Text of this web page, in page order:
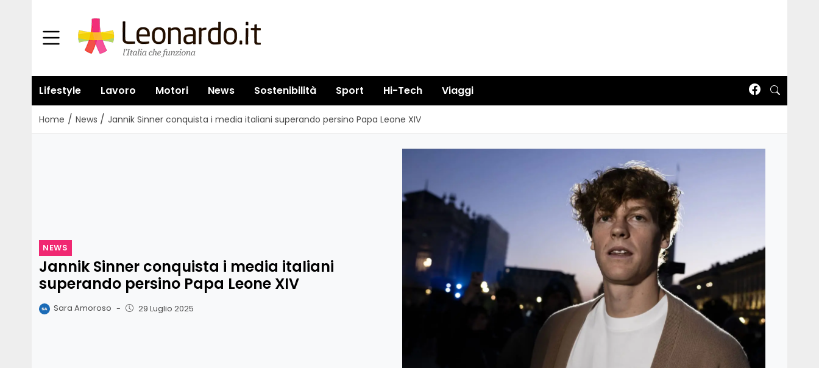
Lifestyle Lavoro Motori News Sostenibilità Sport Hi-Tech Viaggi
Home / News / Jannik Sinner conquista i media italiani superando persino Papa Leone XIV
NEWS
Jannik Sinner conquista i media italiani
superando persino Papa Leone XIV
Sara Amoroso - 29 Luglio 2025